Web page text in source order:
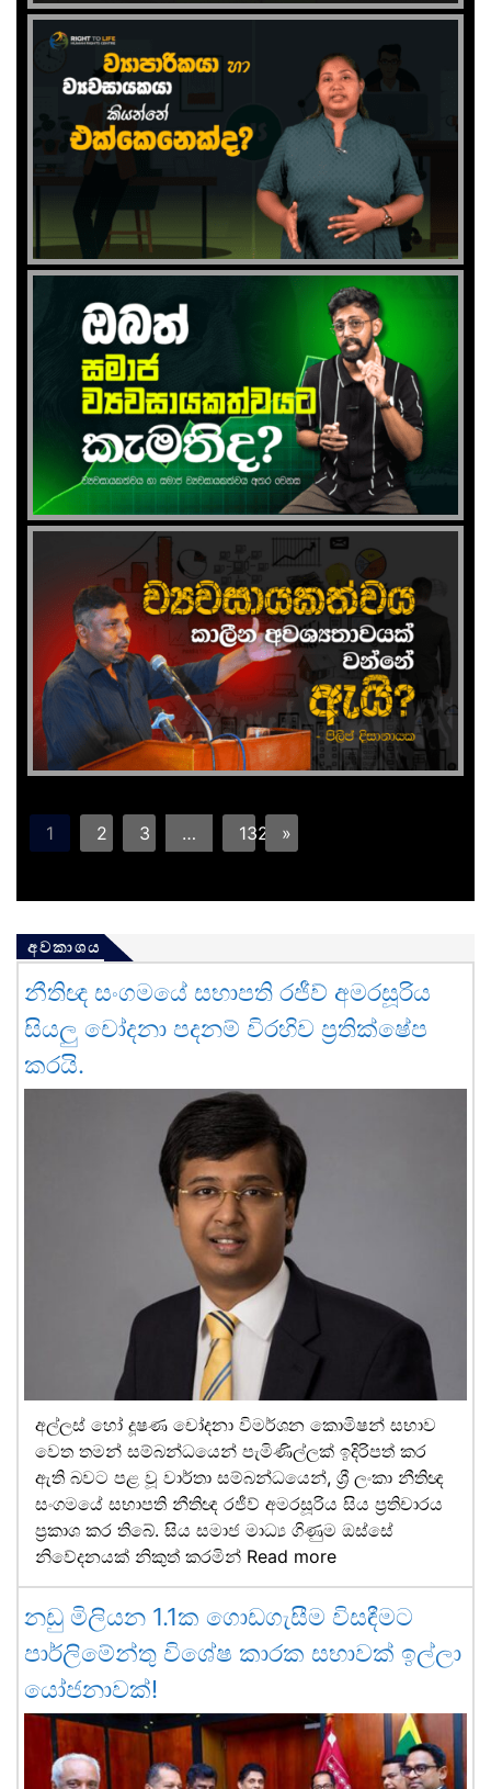
1 2 3 … 132 »
අවකාශය
නීතිඥ සංගමයේ සභාපති රජීව් අමරසූරිය
සියලු චෝදනා පදනම් විරහිව ප්‍රතික්ෂේප
කරයි.
අල්ලස් හෝ දූෂණ චෝදනා විමර්ශන කොමිෂන් සභාව
වෙත තමන් සම්බන්ධයෙන් පැමිණිල්ලක් ඉදිරිපත් කර
ඇති බවට පළ වූ වාර්තා සම්බන්ධයෙන්, ශ්‍රී ලංකා නීතිඥ
සංගමයේ සභාපති නීතිඥ රජීව් අමරසූරිය සිය ප්‍රතිචාරය
ප්‍රකාශ කර තිබේ. සිය සමාජ මාධ්‍ය ගිණුම ඔස්සේ
නිවේදනයක් නිකුත් කරමින් Read more
නඩු මිලියන 1.1ක ගොඩගැසීම විසඳීමට
පාර්ලිමේන්තු විශේෂ කාරක සභාවක් ඉල්ලා
යෝජනාවක්!